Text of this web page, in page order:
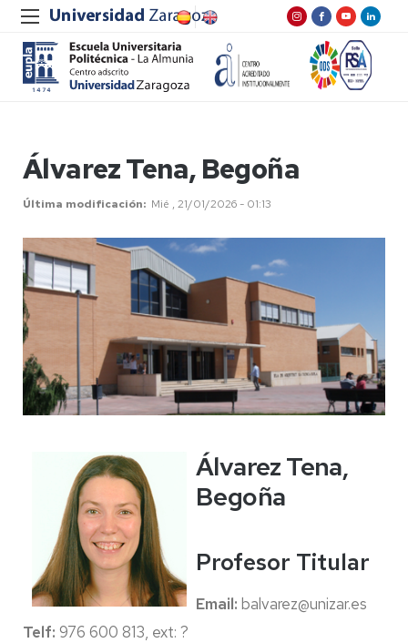
Álvarez Tena, Begoña
Última modificación Mié , 21/01/2026 - 01:13
Álvarez Tena,
Begoña
Profesor Titular
Email: balvarez@unizar.es
Telf: 976 600 813, ext: ?